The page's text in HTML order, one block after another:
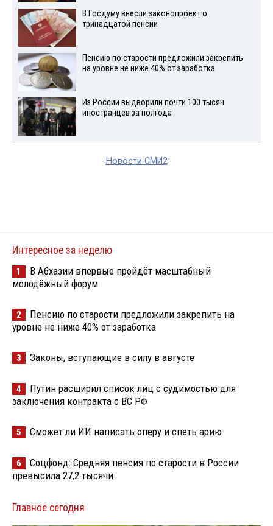
В Госдуму внесли законопроект о
тринадцатой пенсии
Пенсию по старости предложили закрепить
на уровне не ниже 40% от заработка
Из России выдворили почти 100 тысяч
иностранцев за полгода
Новости СМИ2
Интересное за неделю
1
В Абхазии впервые пройдёт масштабный
молодёжный форум
2
Пенсию по старости предложили закрепить на
уровне не ниже 40% от заработка
3 Законы, вступающие в силу в августе
4
Путин расширил список лиц с судимостью для
заключения контракта с ВС РФ
5 Сможет ли ИИ написать оперу и спеть арию
6
Соцфонд: Средняя пенсия по старости в России
превысила 27,2 тысячи
Главное сегодня